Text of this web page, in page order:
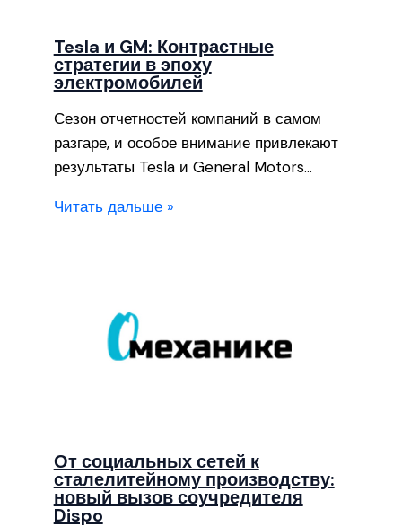
Tesla и GM: Контрастные
стратегии в эпоху
электромобилей
Сезон отчетностей компаний в самом
разгаре, и особое внимание привлекают
результаты Tesla и General Motors…
Читать дальше »
От социальных сетей к
сталелитейному производству:
новый вызов соучредителя
Dispo